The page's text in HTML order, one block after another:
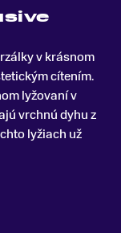
v krásnom
cítením.
lyžovaní v
vrchnú dyhu z
lyžiach už